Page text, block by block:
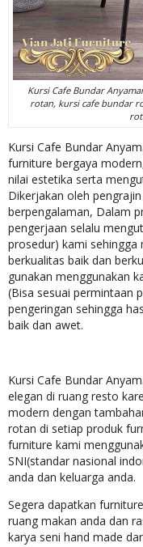
Kursi Cafe Bundar
rotan, kursi cafe bundar
Kursi Cafe Bundar
furniture bergaya
nilai estetika serta
Dikerjakan oleh
berpengalaman, Dalam
pengerjaan selalu
prosedur) kami
berkualitas baik dan
gunakan menggunakan
(Bisa sesuai permintaan
pengeringan sehingga
baik dan awet.
Kursi Cafe Bundar
elegan di ruang resto
modern dengan
rotan di setiap produk
furniture kami
SNI(standar nasional
anda dan keluarga anda.
Segera dapatkan
ruang makan anda dan
karya seni hand made